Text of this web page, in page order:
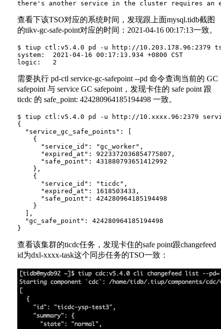
查看下该TSO对应的系统时间，发现跟上面mysql.tidb截图
的tikv-gc-safe-point对应的时间：2021-04-16 00:17:13一致。
$ tiup ctl:v5.4.0 pd -u http://10.203.178.96:2379 tso
system:  2021-04-16 00:17:13.934 +0800 CST
需要执行 pd-ctl service-gc-safepoint --pd 命令查询当前的 GC
safepoint 与 service GC safepoint，发现卡住的 safe point 跟
ticdc 的 safe_point: 424280964185194498 一致。
$ tiup ctl:v5.4.0 pd -u http://10.xxxx.96:2379
{
  "service_gc_safe_points": [
    {
      "service_id": "gc_worker",
      "expired_at": 9223372036854775807,
      "safe_point": 431880793651412992
    },
    {
      "service_id": "ticdc",
      "expired_at": 1618503433,
      "safe_point": 424280964185194498
    }
  ],
  "gc_safe_point": 424280964185194498
查看该集群的ticdc任务，发现卡住的safe point跟changefeed
id为dxl-xxxx-task这个同步任务的TSO一致：